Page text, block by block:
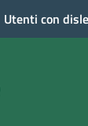
Utenti con